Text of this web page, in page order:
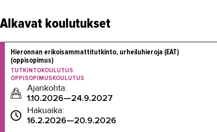
Alkavat koulutukset
Hieronnan erikoisammattitutkinto, urheiluhieroja (EAT)
(oppisopimus)
TUTKINTOKOULUTUS
OPPISOPIMUSKOULUTUS
Ajankohta:
1.10.2026—24.9.2027
Hakuaika:
16.2.2026—20.9.2026